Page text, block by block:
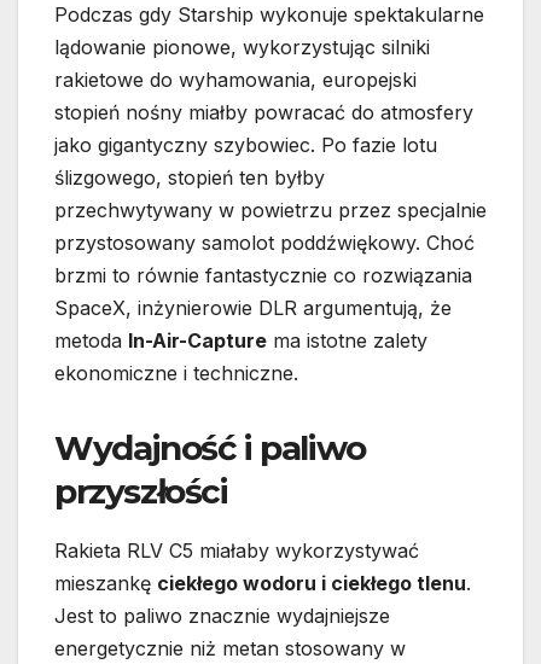
Podczas gdy Starship wykonuje spektakularne
lądowanie pionowe, wykorzystując silniki
rakietowe do wyhamowania, europejski
stopień nośny miałby powracać do atmosfery
jako gigantyczny szybowiec. Po fazie lotu
ślizgowego, stopień ten byłby
przechwytywany w powietrzu przez specjalnie
przystosowany samolot poddźwiękowy. Choć
brzmi to równie fantastycznie co rozwiązania
SpaceX, inżynierowie DLR argumentują, że
metoda In-Air-Capture ma istotne zalety
ekonomiczne i techniczne.
Wydajność i paliwo
przyszłości
Rakieta RLV C5 miałaby wykorzystywać
mieszankę ciekłego wodoru i ciekłego tlenu.
Jest to paliwo znacznie wydajniejsze
energetycznie niż metan stosowany w